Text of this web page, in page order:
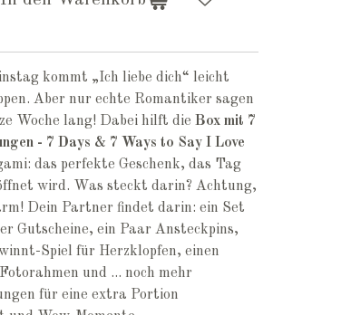
kommt „Ich liebe dich“ leicht
Aber nur echte Romantiker sagen
Woche lang! Dabei hilft die Box mit 7
- 7 Days & 7 Ways to Say I Love
das perfekte Geschenk, das Tag
wird. Was steckt darin? Achtung,
Dein Partner findet darin: ein Set
Gutscheine, ein Paar Ansteckpins,
Spiel für Herzklopfen, einen
und ... noch mehr
für eine extra Portion